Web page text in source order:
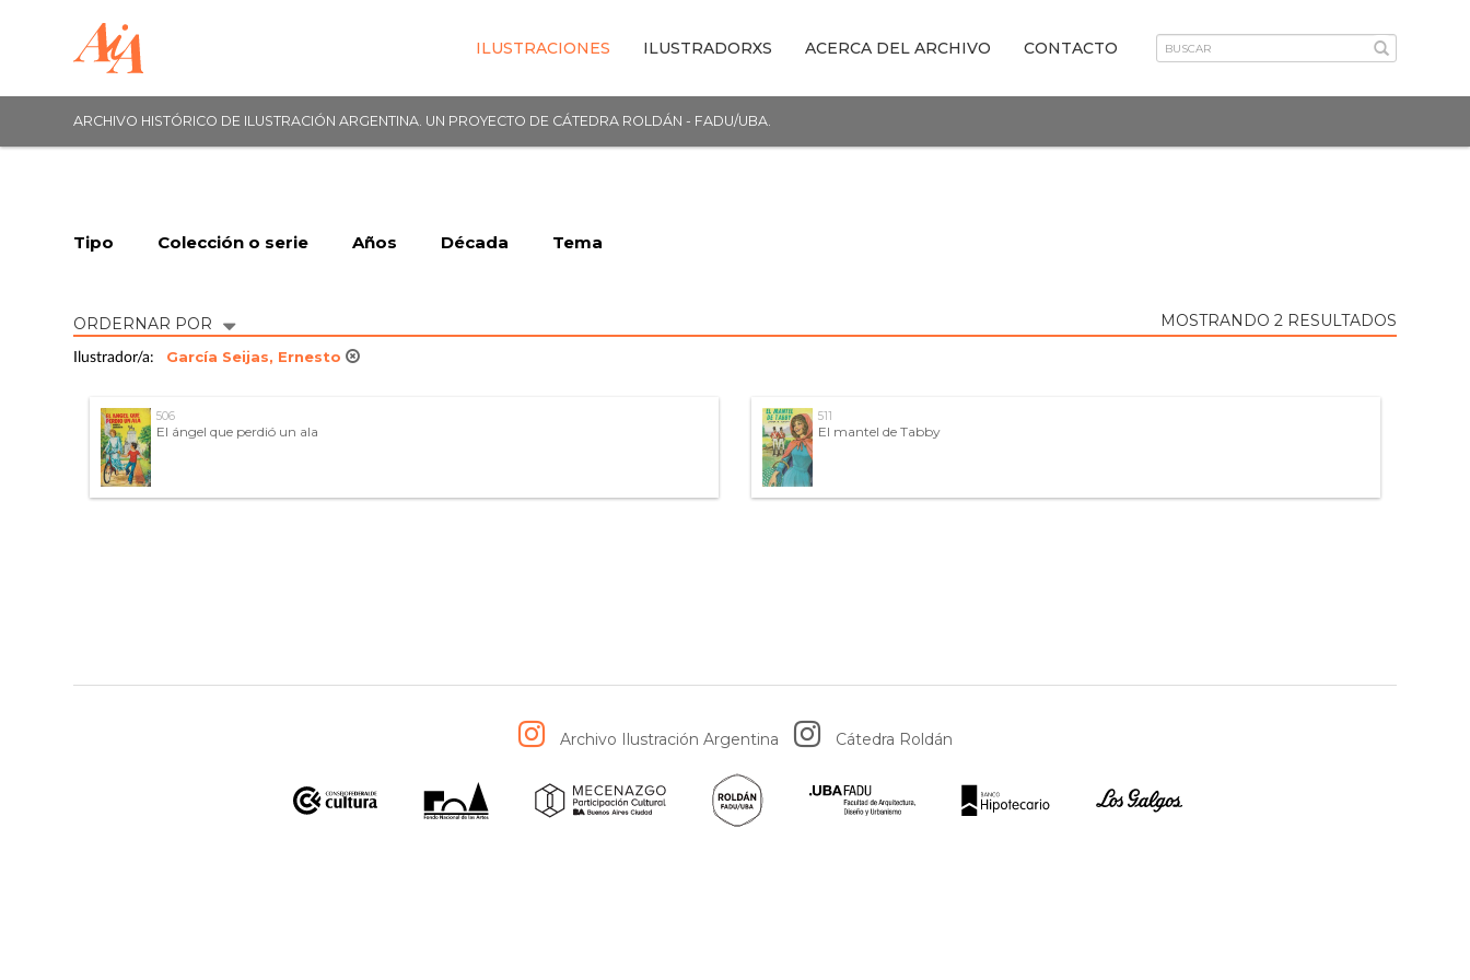
ILUSTRACIONES ILUSTRADORXS ACERCA DEL ARCHIVO CONTACTO
ARCHIVO HISTÓRICO DE ILUSTRACIÓN ARGENTINA. UN PROYECTO DE CÁTEDRA ROLDÁN - FADU/UBA.
Tipo Colección o serie Años Década Tema
ORDERNAR POR MOSTRANDO 2 RESULTADOS
Ilustrador/a: García Seijas, Ernesto
506
El ángel que perdió un ala
511
El mantel de Tabby
Archivo Ilustración Argentina Cátedra Roldán